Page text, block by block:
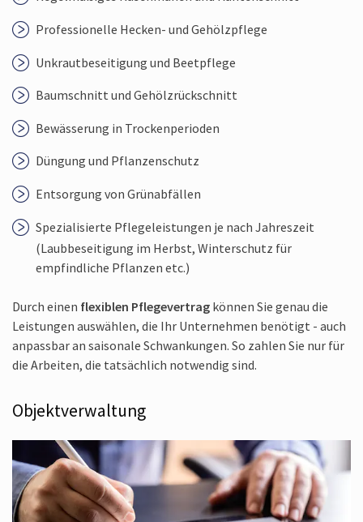
Professionelle Hecken- und Gehölzpflege
Unkrautbeseitigung und Beetpflege
Baumschnitt und Gehölzrückschnitt
Bewässerung in Trockenperioden
Düngung und Pflanzenschutz
Entsorgung von Grünabfällen
Spezialisierte Pflegeleistungen je nach Jahreszeit
(Laubbeseitigung im Herbst, Winterschutz für
empfindliche Pflanzen etc.)
Durch einen flexiblen Pflegevertrag können Sie genau die
Leistungen auswählen, die Ihr Unternehmen benötigt - auch
anpassbar an saisonale Schwankungen. So zahlen Sie nur für
die Arbeiten, die tatsächlich notwendig sind.
Objektverwaltung